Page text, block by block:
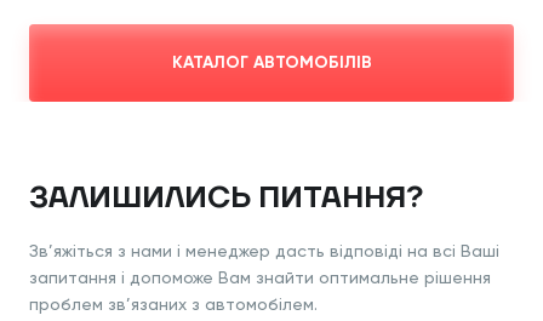
КАТАЛОГ АВТОМОБІЛІВ
ЗАЛИШИЛИСЬ ПИТАННЯ?
Зв’яжіться з нами і менеджер дасть відповіді на всі Ваші
запитання і допоможе Вам знайти оптимальне рішення
проблем зв’язаних з автомобілем.